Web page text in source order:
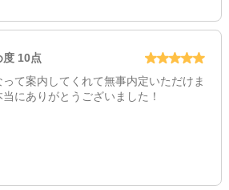
度 10点
って案内してくれて無事内定いただけま
当にありがとうございました！